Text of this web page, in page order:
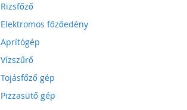
Rizsfőző
Elektromos főzőedény
Aprítógép
Vízszűrő
Tojásfőző gép
Pizzasütő gép